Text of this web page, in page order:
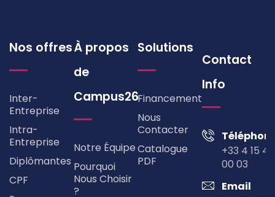
Nos offres
Inter-
Entreprise
Intra-
Entreprise
Diplômantes
CPF
À propos
de
Campus26
Notre Équipe
Pourquoi
Nous Choisir
?
Solutions
Financement
Nous
Contacter
Catalogue
PDF
Contact
Info
+33 4 15 49
00 03
Email